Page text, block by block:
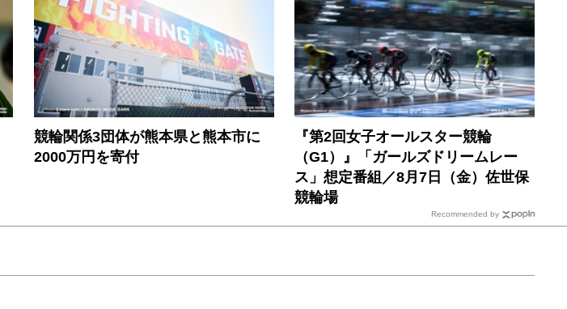
競輪関係3団体が熊本県と熊本市に
2000万円を寄付
『第2回女子オールスター競輪
（G1）』「ガールズドリームレー
ス」想定番組／8月7日（金）佐世保
競輪場
Recommended by